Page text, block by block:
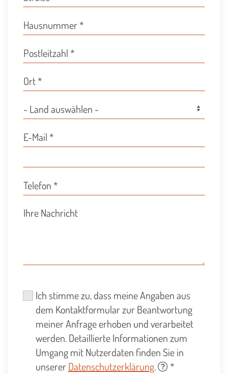
Ich stimme zu, dass meine Angaben aus
dem Kontaktformular zur Beantwortung
meiner Anfrage erhoben und verarbeitet
werden. Detaillierte Informationen zum
Umgang mit Nutzerdaten finden Sie in
unsererDatenschutzerklärung. *